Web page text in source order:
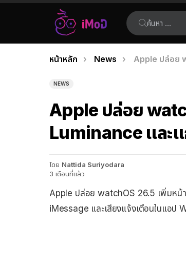
ค้นหา:
เรื่อง
ล่าสุด
คุณอยู่ที่นี่:
หน้าหลัก News Apple ปล่อย
NEWS
Apple ปล่อย
Luminance และ
โดย Nattida Suriyodara
3 เดือนที่แล้ว
Apple ปล่อย watchOS 26.5 เพิ่มหน้
iMessage และเสียงแจ้งเตือนในแอป